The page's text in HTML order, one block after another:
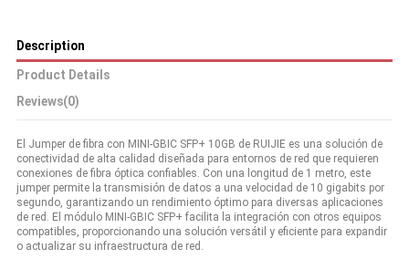
Description
Product Details
Reviews(0)
El Jumper de fibra con MINI-GBIC SFP+ 10GB de RUIJIE es una solución de
conectividad de alta calidad diseñada para entornos de red que requieren
conexiones de fibra óptica confiables. Con una longitud de 1 metro, este
jumper permite la transmisión de datos a una velocidad de 10 gigabits por
segundo, garantizando un rendimiento óptimo para diversas aplicaciones
de red. El módulo MINI-GBIC SFP+ facilita la integración con otros equipos
compatibles, proporcionando una solución versátil y eficiente para expandir
o actualizar su infraestructura de red.